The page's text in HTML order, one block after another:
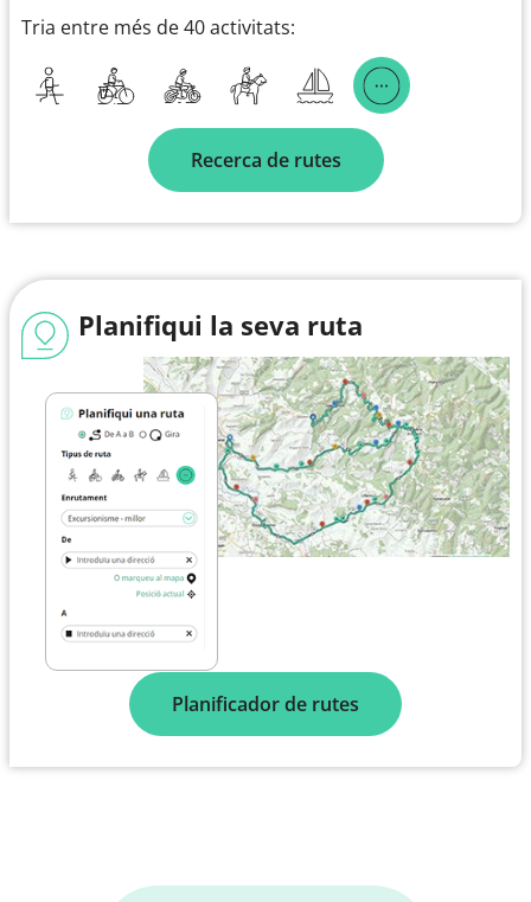
Tria entre més de 40 activitats:
Recerca de rutes
Planifiqui la seva ruta
Planificador de rutes